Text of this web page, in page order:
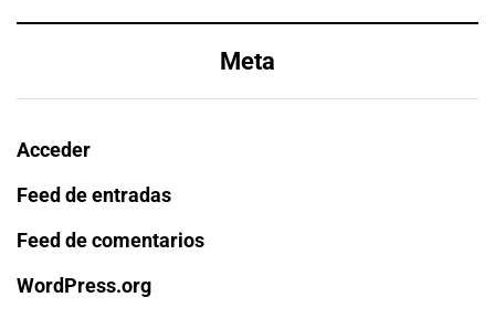
Meta
Acceder
Feed de entradas
Feed de comentarios
WordPress.org